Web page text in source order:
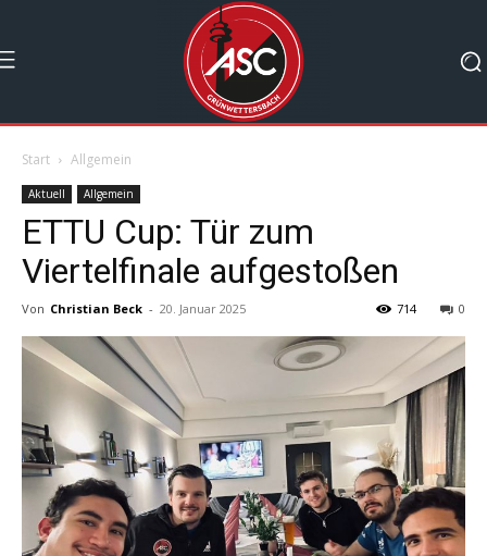
Start Allgemein
Aktuell Allgemein
ETTU Cup: Tür zum
Viertelfinale aufgestoßen
Von Christian Beck - 20. Januar 2025 0
714